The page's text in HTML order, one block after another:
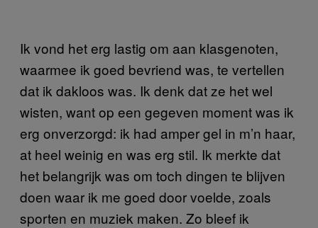
Ik vond het erg lastig om aan klasgenoten,
waarmee ik goed bevriend was, te vertellen
dat ik dakloos was. Ik denk dat ze het wel
wisten, want op een gegeven moment was ik
erg onverzorgd: ik had amper gel in m’n haar,
at heel weinig en was erg stil. Ik merkte dat
het belangrijk was om toch dingen te blijven
doen waar ik me goed door voelde, zoals
sporten en muziek maken. Zo bleef ik